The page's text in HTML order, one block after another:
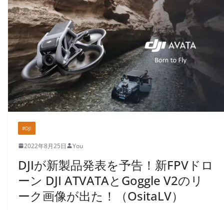
#DJI
2022年8月25日 You
DJIが新製品発表を予告！新FPVドロ
ーン DJI ATVATAとGoggle V2のリ
ーク画像が出た！（OsitaLV）